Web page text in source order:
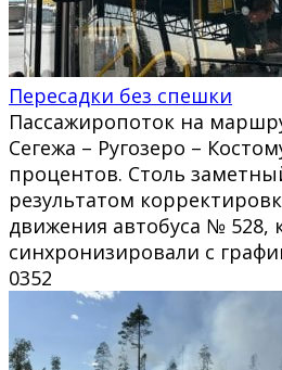
Пересадки без спешки
Пассажиропоток на
Сегежа – Ругозеро –
процентов. Столь
результатом
движения автобуса № 528,
синхронизировали с
0352